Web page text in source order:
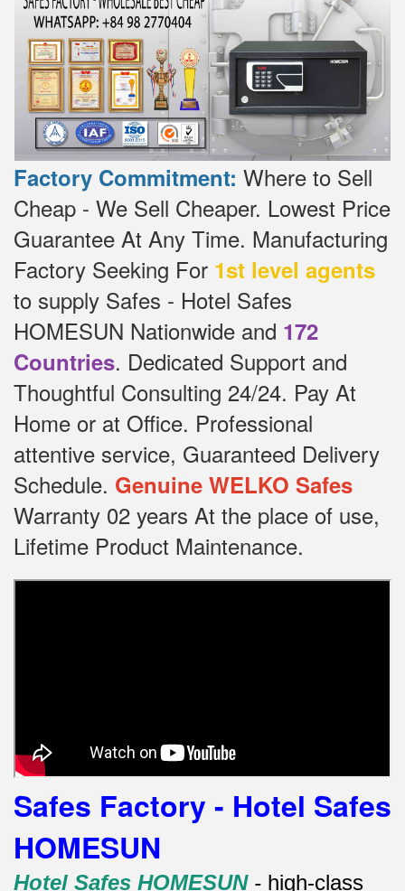
Factory Commitment: Where to Sell
Cheap - We Sell Cheaper. Lowest Price
Guarantee At Any Time. Manufacturing
Factory Seeking For 1st level agents
to supply Safes - Hotel Safes
HOMESUN Nationwide and 172
Countries. Dedicated Support and
Thoughtful Consulting 24/24. Pay At
Home or at Office. Professional
attentive service, Guaranteed Delivery
Schedule. Genuine WELKO Safes
Warranty 02 years At the place of use,
Lifetime Product Maintenance.
Safes Factory - Hotel Safes
HOMESUN
Hotel Safes HOMESUN- high-class